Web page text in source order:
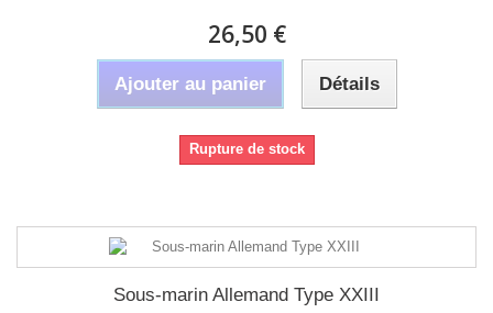
26,50 €
Ajouter au panier Détails
Rupture de stock
Sous-marin Allemand Type XXIII